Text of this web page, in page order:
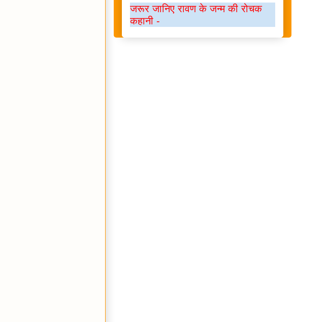
जरूर जानिए रावण के जन्म की रोचक
कहानी -